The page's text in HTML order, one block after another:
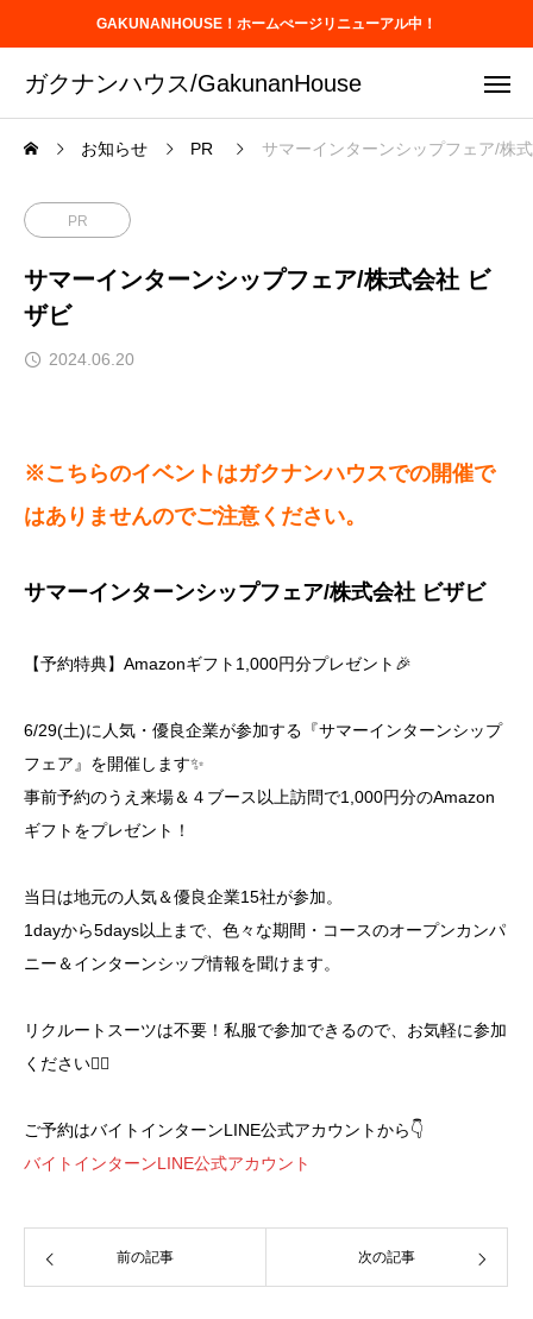
GAKUNANHOUSE！ホームぺージリニューアル中！
ガクナンハウス/GakunanHouse
お知らせ PR サマーインターンシップフェア/株
PR
サマーインターンシップフェア/株式会社 ビ
ザビ
2024.06.20
※こちらのイベントはガクナンハウスでの開催で
はありませんのでご注意ください。
サマーインターンシップフェア/株式会社 ビザビ
【予約特典】Amazonギフト1,000円分プレゼント🎉
6/29(土)に人気・優良企業が参加する『サマーインターンシップ
フェア』を開催します✨
事前予約のうえ来場＆４ブース以上訪問で1,000円分のAmazon
ギフトをプレゼント！
当日は地元の人気＆優良企業15社が参加。
1dayから5days以上まで、色々な期間・コースのオープンカンパ
ニー＆インターンシップ情報を聞けます。
リクルートスーツは不要！私服で参加できるので、お気軽に参加
ください💁‍♀️
ご予約はバイトインターンLINE公式アカウントから👇
バイトインターンLINE公式アカウント
前の記事 次の記事